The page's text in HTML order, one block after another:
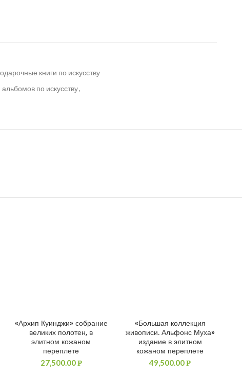
книги по искусству
по искусству,
ДОБАВИТЬ В КОРЗИНУ
«Архип Куинджи» собрание
великих полотен, в
элитном кожаном
переплете
27,500.00Р
ДОБАВИТЬ В КОРЗИНУ
«Большая коллекция
живописи. Альфонс Муха»
издание в элитном
кожаном переплете
49,500.00Р